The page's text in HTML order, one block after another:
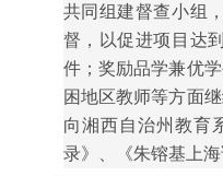
共同组建督查小组
督，以促进项目达
件；奖励品学兼优
困地区教师等方面
向湘西自治州教育
录》、《朱镕基上